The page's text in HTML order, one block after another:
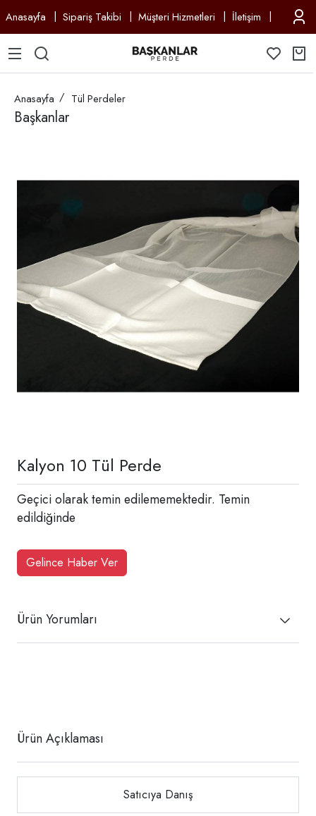
Anasayfa Sipariş Takibi Müşteri Hizmetleri İletişim
Anasayfa Tül Perdeler
Başkanlar
Kalyon 10 Tül Perde
Geçici olarak temin edilememektedir. Temin
edildiğinde
Gelince Haber Ver
Ürün Yorumları
Ürün Açıklaması
Satıcıya Danış